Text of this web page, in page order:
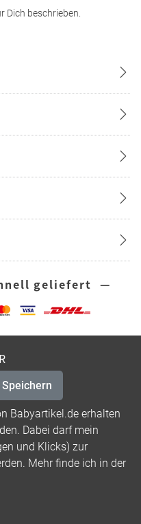
Dich beschrieben.
geliefert —
Speichern
Babyartikel.de erhalten
Dabei darf mein
und Klicks) zur
Mehr finde ich in der